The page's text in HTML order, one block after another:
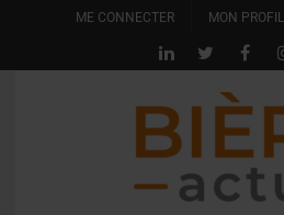
ME CONNECTER MON PROFIL